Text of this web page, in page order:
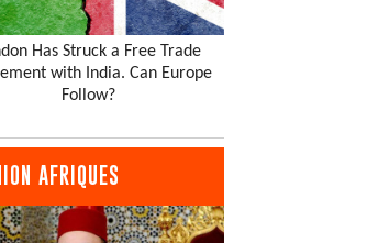
Has Struck a Free Trade
with India. Can Europe
Follow?
AFRIQUES